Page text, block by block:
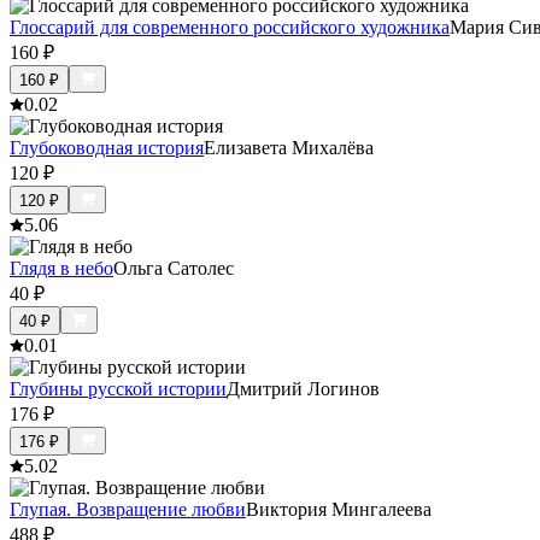
Глоссарий для современного российского художникаМария
160 ₽
160 ₽
0.02
Глубоководная историяЕлизавета Михалёва
120 ₽
120 ₽
5.06
Глядя в небоОльга Сатолес
40 ₽
40 ₽
0.01
Глубины русской историиДмитрий Логинов
176 ₽
176 ₽
5.02
Глупая. Возвращение любвиВиктория Мингалеева
488 ₽